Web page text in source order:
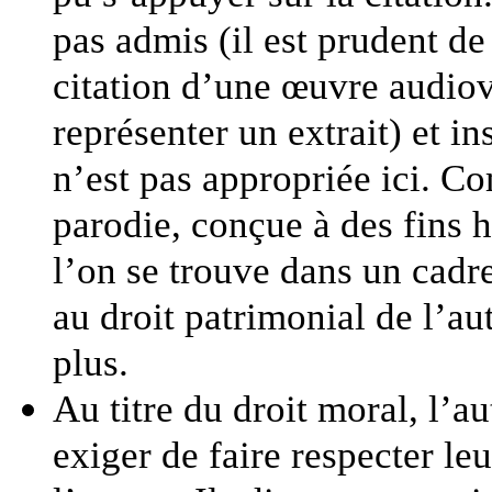
pas admis (il est prudent
citation d’une œuvre
représenter un extrait) et
n’est pas appropriée ici.
parodie, conçue à des
l’on se trouve dans un
au droit patrimonial de
plus.
Au titre du droit moral,
exiger de faire respecter